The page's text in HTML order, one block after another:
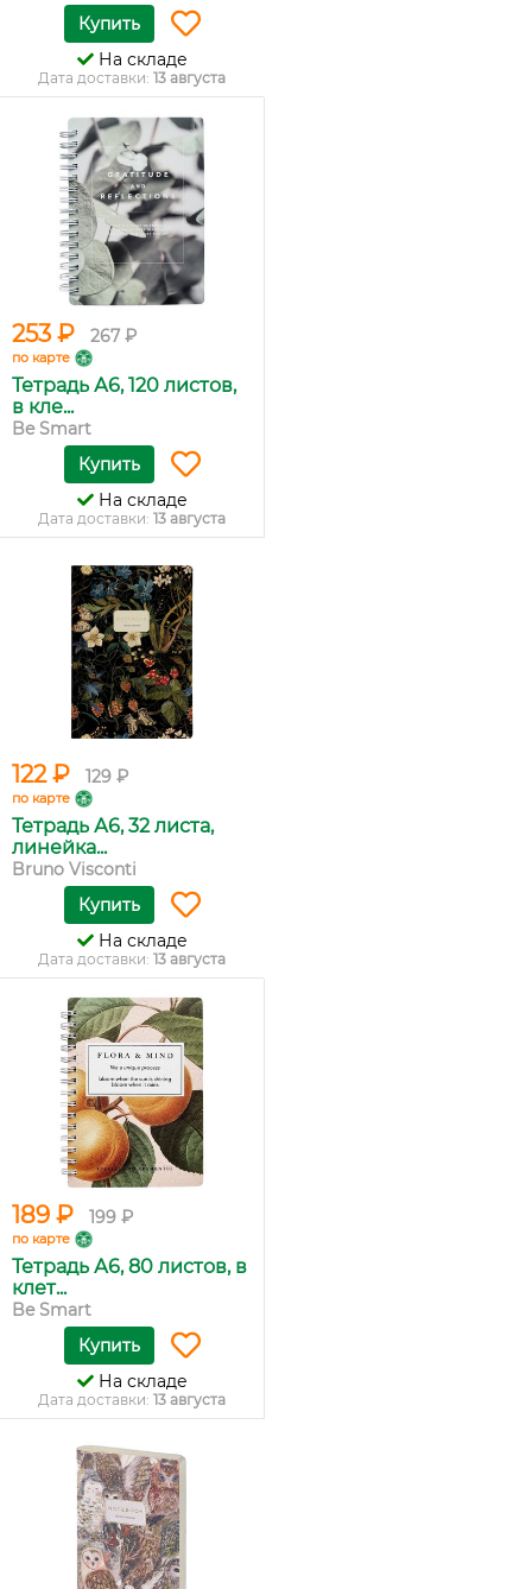
Купить
На складе
Дата доставки: 13 августа
253 ₽ 267 ₽
по карте
Тетрадь А6, 120 листов,
в кле...
Be Smart
Купить
На складе
Дата доставки: 13 августа
122 ₽ 129 ₽
по карте
Тетрадь А6, 32 листа,
линейка...
Bruno Visconti
Купить
На складе
Дата доставки: 13 августа
189 ₽ 199 ₽
по карте
Тетрадь А6, 80 листов, в
клет...
Be Smart
Купить
На складе
Дата доставки: 13 августа